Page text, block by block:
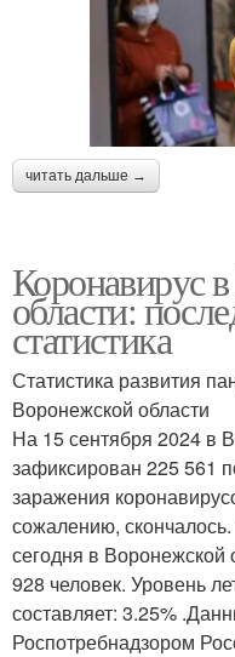
читать дальше →
Коронавирус
области:
статистика
Статистика развития
Воронежской области
На 15 сентября 2024 в
зафиксирован 225 561
заражения
сожалению,
сегодня в Воронежской
928 человек. Уровень
составляет: 3.25%
Роспотребнадзором